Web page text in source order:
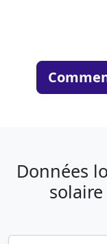
Données